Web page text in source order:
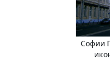
Софии